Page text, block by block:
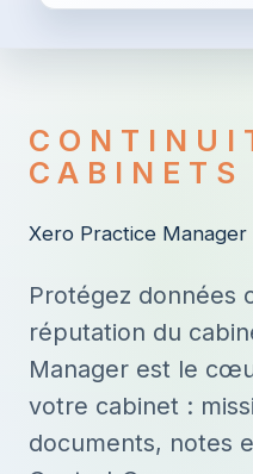
Xero Practice Manager
Protégez données
réputation du
Manager est le
votre cabinet :
documents, notes
confidentialité
Vous avez déjà un